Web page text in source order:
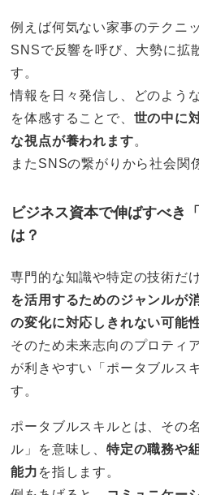
例えば何気ない家事のテクニ
SNSで反響を呼び、大勢に拡
す。
情報を日々発信し、どのよう
を体感することで、 世の中に
な視点が養われます。
またSNSの繋がりから社会関
ビジネス資本で伸ばすべき
は？
専門的な知識や特定の技術だ
を活用するためのジャンルが
の変化に対応しきれない可能
そのため未来志向のプロティ
が利きやすい「ポータブルス
す。
ポータブルスキルとは、その
ル」を意味し、特定の職務や
能力 を指します。